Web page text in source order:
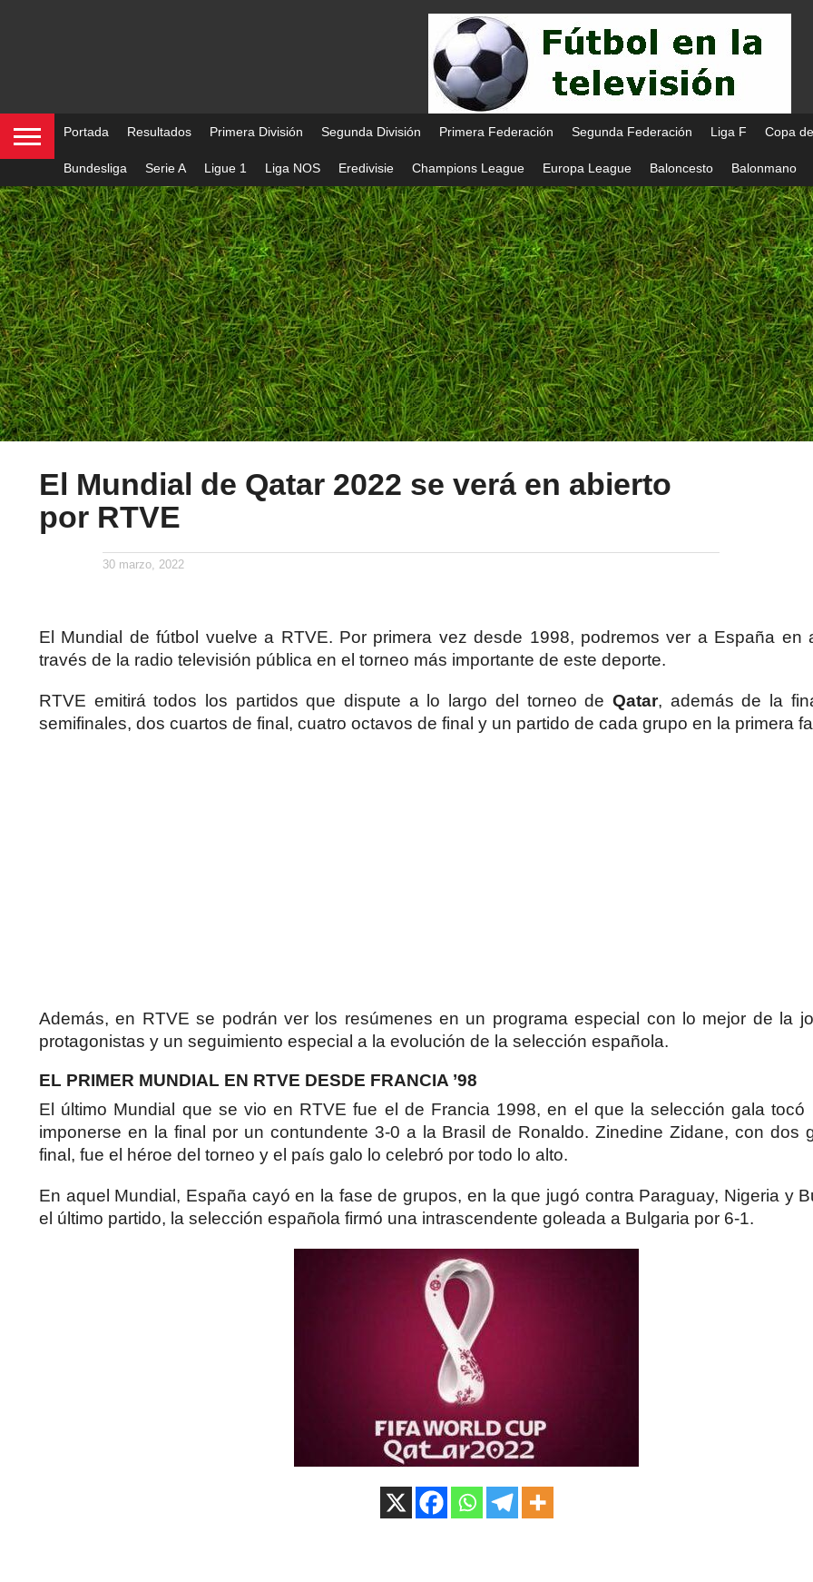
Portada Resultados Primera División Segunda División Primera Federación Segunda Federación Liga F Copa
Bundesliga Serie A Ligue 1 Liga NOS Eredivisie Champions League Europa League Baloncesto Balonmano
El Mundial de Qatar 2022 se verá en abierto
por RTVE
30 marzo, 2022
El Mundial de fútbol vuelve a RTVE. Por primera vez desde 1998, podremos ver a España en
través de la radio televisión pública en el torneo más importante de este deporte.
RTVE emitirá todos los partidos que dispute a lo largo del torneo de Qatar, además de la
semifinales, dos cuartos de final, cuatro octavos de final y un partido de cada grupo en la primera
Además, en RTVE se podrán ver los resúmenes en un programa especial con lo mejor de la
protagonistas y un seguimiento especial a la evolución de la selección española.
EL PRIMER MUNDIAL EN RTVE DESDE FRANCIA ’98
El último Mundial que se vio en RTVE fue el de Francia 1998, en el que la selección gala tocó
imponerse en la final por un contundente 3-0 a la Brasil de Ronaldo. Zinedine Zidane, con dos
final, fue el héroe del torneo y el país galo lo celebró por todo lo alto.
En aquel Mundial, España cayó en la fase de grupos, en la que jugó contra Paraguay, Nigeria y
el último partido, la selección española firmó una intrascendente goleada a Bulgaria por 6-1.